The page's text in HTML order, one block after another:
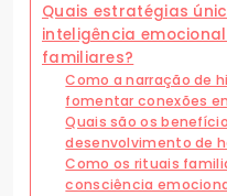
Quais estratégias
inteligência
familiares?
Como a narração de
fomentar conexões
Quais são os
desenvolvimento de
Como os rituais
consciência